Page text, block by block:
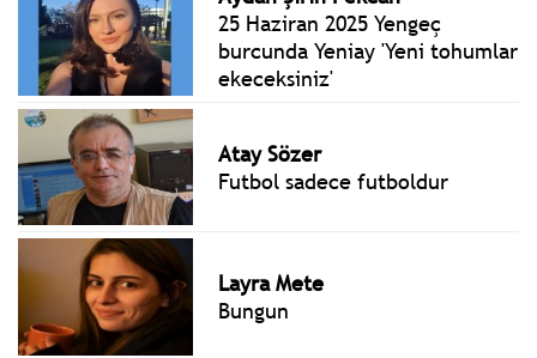
25 Haziran 2025 Yengeç
burcunda Yeniay 'Yeni tohumlar
ekeceksiniz'
Atay Sözer
Futbol sadece futboldur
Layra Mete
Bungun